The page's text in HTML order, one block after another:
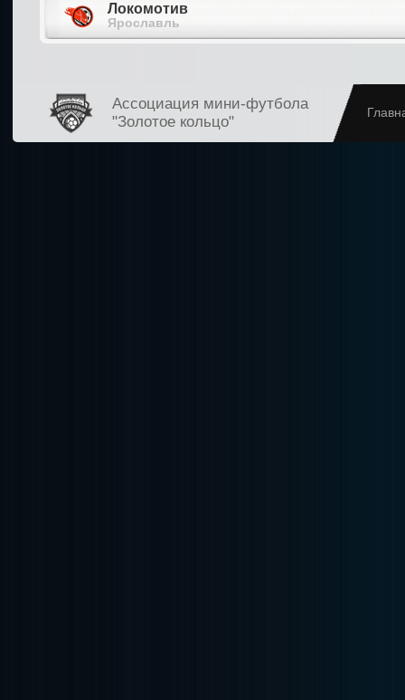
Локомотив
Ярославль
Ассоциация мини-футбола
"Золотое кольцо"